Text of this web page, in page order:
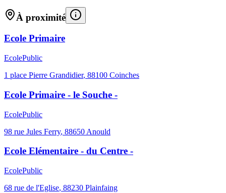
À proximité
Ecole Primaire
EcolePublic
1 place Pierre Grandidier, 88100 Coinches
Ecole Primaire - le Souche -
EcolePublic
98 rue Jules Ferry, 88650 Anould
Ecole Elémentaire - du Centre -
EcolePublic
68 rue de l'Eglise, 88230 Plainfaing